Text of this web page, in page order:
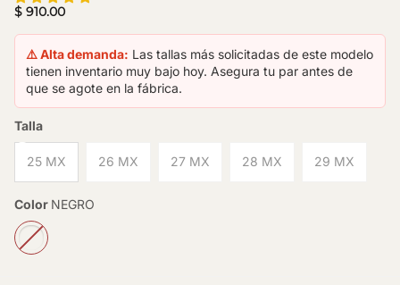
$ 910.00
⚠️ Alta demanda: Las tallas más solicitadas de este modelo
tienen inventario muy bajo hoy. Asegura tu par antes de
que se agote en la fábrica.
Talla
25 MX 26 MX 27 MX 28 MX 29 MX
Color NEGRO